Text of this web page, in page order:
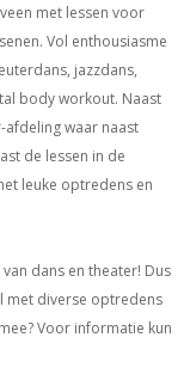
met lessen voor
Vol enthousiasme
jazzdans,
body workout. Naast
afdeling waar naast
de lessen in de
leuke optredens en
dans en theater! Dus
met diverse optredens
Voor informatie kun